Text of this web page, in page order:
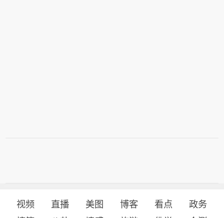
视频 直播 美图 博客 看点
政务